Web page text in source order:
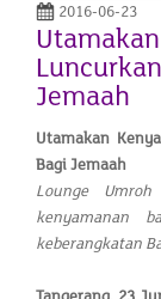
2016-06-23
Jemaah
Utamakan
Bagi Jemaah
Lounge
kenyamanan
keberangkatan